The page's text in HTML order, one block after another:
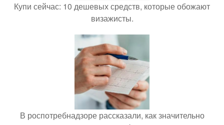
Купи сейчас: 10 дешевых средств, которые обожают
визажисты.
В роспотребнадзоре рассказали, как значительно